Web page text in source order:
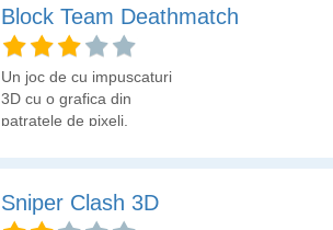
Block Team Deathmatch
Un joc de cu impuscaturi
3D cu o grafica din
patratele de pixeli.
lunetist.
Sniper Clash 3D